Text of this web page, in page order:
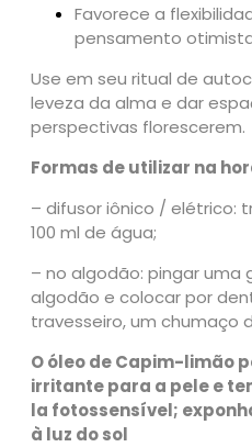
Favorece a
pensamento
Use em seu ritual de
leveza da alma e dar
perspectivas florescerem.
Formas de utilizar na
– difusor iônico / elétrico:
100 ml de água;
– no algodão: pingar
algodão e colocar por
travesseiro, um chumaço
O óleo de Capim-limão
irritante para a pele e
la fotossensível;
à luz do sol